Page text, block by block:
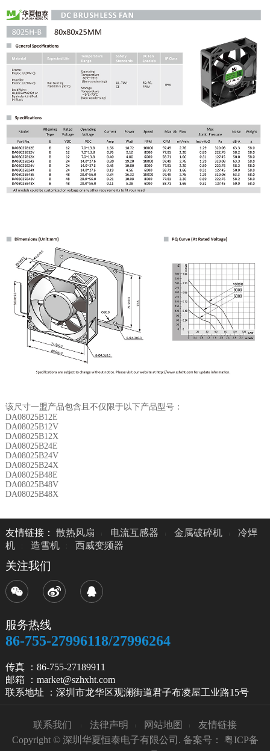
该尺寸一盟产品包含且不仅限于以下产品型号：
DA08025B12E
DA08025B12V
DA08025B12X
DA08025B24E
DA08025B24V
DA08025B24X
DA08025B48E
DA08025B48V
DA08025B48X
友情链接： 散热风扇 电流互感器 金属破碎机
冷焊
机
造雪机 西威变频器
关注我们
服务热线
86-755-27996118/27996264
传真 ：86-755-27189911
邮箱 ：market@szhxht.com
联系地址 ：深圳市龙华区观澜街道君子布凌屋工业路15号
联系我们 法律声明 网站地图
友情链接
Copyright © 深圳华夏恒泰电子有限公司. 备案号： 粤ICP备